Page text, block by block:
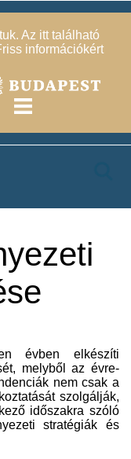
Az itt található
információkért
évben elkészíti
melyből az évre-
nem csak a
szolgálják,
időszakra szóló
stratégiák és